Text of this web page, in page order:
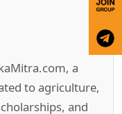
a
to agriculture,
and